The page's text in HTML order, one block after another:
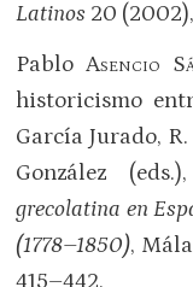
Latinos 20
PabloAsencio
historicismo
García Jurado,
González
grecolatina en
(1778–1850),
415–442.